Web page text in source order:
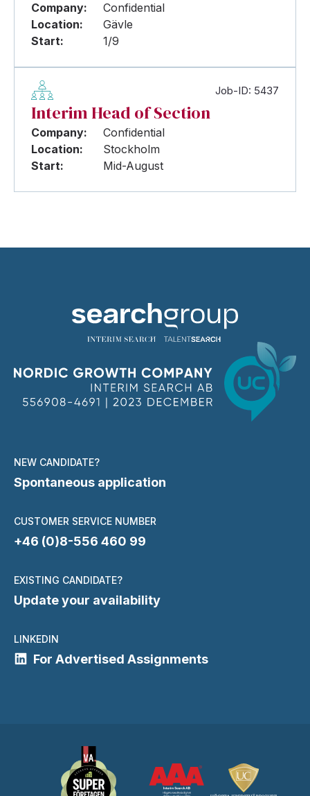
Company:
Confidential
Location:
Gävle
Start:
1/9
Job-ID: 5437
Interim Head of Section
Company:
Confidential
Location:
Stockholm
Start:
Mid-August
NEW CANDIDATE?
Spontaneous application
CUSTOMER SERVICE NUMBER
+46 (0)8-556 460 99
EXISTING CANDIDATE?
Update your availability
LINKEDIN
For Advertised Assignments